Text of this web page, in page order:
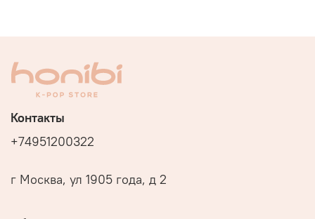
Контакты
+74951200322
г Москва, ул 1905 года, д 2